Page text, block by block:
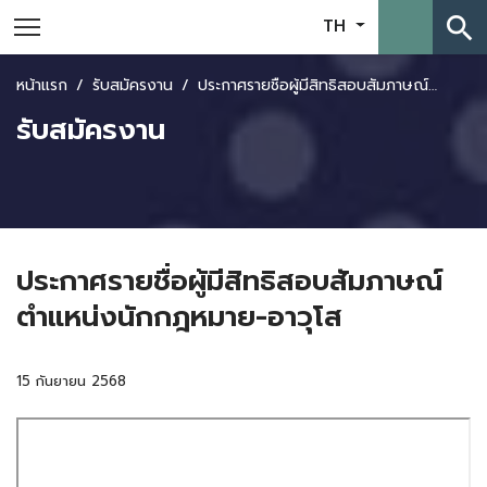
TH search
หน้าแรก รับสมัครงาน ประกาศรายชื่อผู้มีสิทธิสอบสัมภาษณ์ตำแหน่งนักกฎหมาย-อาวุโส
รับสมัครงาน
ประกาศรายชื่อผู้มีสิทธิสอบสัมภาษณ์
ตำแหน่งนักกฎหมาย-อาวุโส
15 กันยายน 2568